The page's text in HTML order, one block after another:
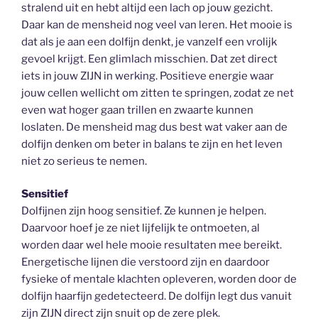
stralend uit en hebt altijd een lach op jouw gezicht.
Daar kan de mensheid nog veel van leren. Het mooie is
dat als je aan een dolfijn denkt, je vanzelf een vrolijk
gevoel krijgt. Een glimlach misschien. Dat zet direct
iets in jouw ZIJN in werking. Positieve energie waar
jouw cellen wellicht om zitten te springen, zodat ze net
even wat hoger gaan trillen en zwaarte kunnen
loslaten. De mensheid mag dus best wat vaker aan de
dolfijn denken om beter in balans te zijn en het leven
niet zo serieus te nemen.
Sensitief
Dolfijnen zijn hoog sensitief. Ze kunnen je helpen.
Daarvoor hoef je ze niet lijfelijk te ontmoeten, al
worden daar wel hele mooie resultaten mee bereikt.
Energetische lijnen die verstoord zijn en daardoor
fysieke of mentale klachten opleveren, worden door de
dolfijn haarfijn gedetecteerd. De dolfijn legt dus vanuit
zijn ZIJN direct zijn snuit op de zere plek.